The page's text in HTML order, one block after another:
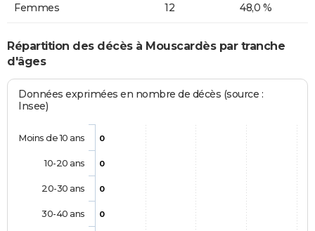
Femmes 12 48,0 %
Répartition des décès à Mouscardès par tranche
d'âges
Données exprimées en nombre de décès (source :
Insee)
0
0
0
0
Moins de 10 ans
10-20 ans
20-30 ans
30-40 ans